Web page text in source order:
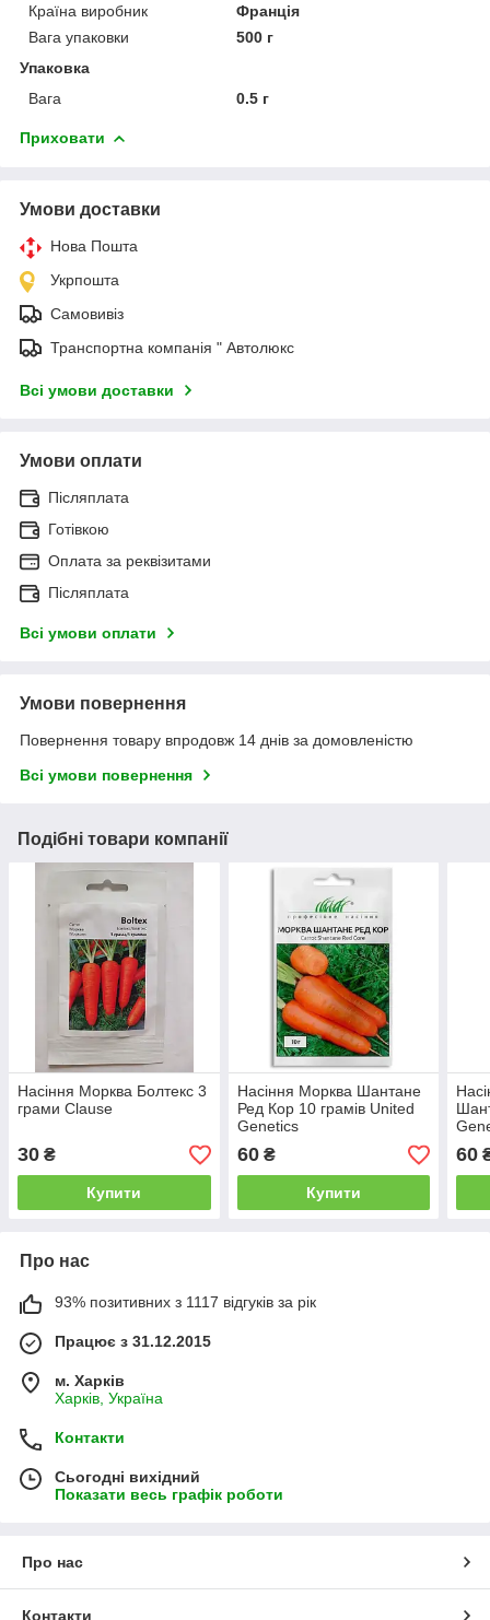
Країна виробник
Франція
Вага упаковки
500 г
Упаковка
Вага
0.5 г
Приховати
Умови доставки
Нова Пошта
Укрпошта
Самовивіз
Транспортна компанія " Автолюкс
Всі умови доставки
Умови оплати
Післяплата
Готівкою
Оплата за реквізитами
Післяплата
Всі умови оплати
Умови повернення
Повернення товару впродовж 14 днів за домовленістю
Всі умови повернення
Подібні товари компанії
Насіння Морква Болтекс 3
грами Clause
30 ₴
Купити
Насіння Морква Шантане
Ред Кор 10 грамів United
Genetics
60₴
Купити
60
Про нас
93% позитивних з 1117 відгуків за рік
Працює з 31.12.2015
м. Харків
Харків, Україна
Контакти
Сьогодні вихідний
Показати весь графік роботи
Про нас
Контакти